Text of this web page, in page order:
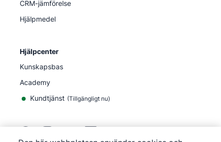
CRM-jämförelse
Hjälpmedel
Hjälpcenter
Kunskapsbas
Academy
Kundtjänst (Tillgängligt nu)